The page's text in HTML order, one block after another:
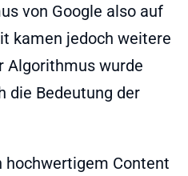
von Google also auf
kamen jedoch weitere
Algorithmus wurde
die Bedeutung der
hochwertigem Content